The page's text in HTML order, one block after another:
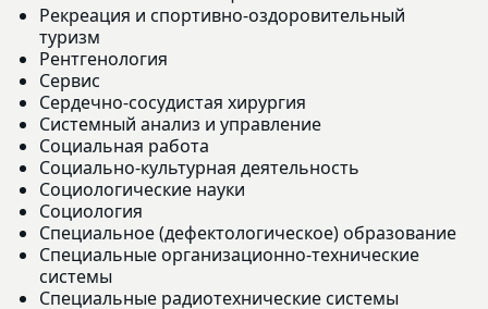
Рекреация и спортивно-оздоровительный
туризм
Рентгенология
Сервис
Сердечно-сосудистая хирургия
Системный анализ и управление
Социальная работа
Социально-культурная деятельность
Социологические науки
Социология
Специальное (дефектологическое) образование
Специальные организационно-технические
системы
Специальные радиотехнические системы